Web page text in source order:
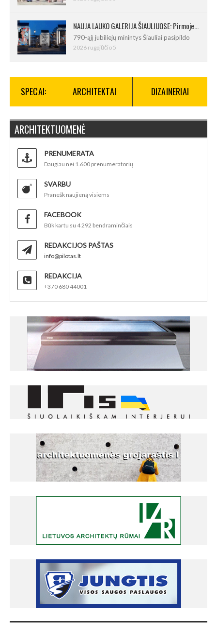
NAUJA LAUKO GALERIJA ŠIAULIUOSE: Pirmoje ekspozicijoje – Eduardo Juchnevičiaus kūryba
790-ąjį jubiliejų minintys Šiauliai pasipildo
2026 rugpjūčio 5
SPECAI: ARCHITEKTAI DIZAINERIAI
ARCHITEKTUOMENĖ
PRENUMERATA
Daugiau nei 1.600 prenumeratorių
SVARBU
Pranešk naujieną visiems
FACEBOOK
Būk kartu su 4 292 bendraminčiais
REDAKCIJOS PAŠTAS
info@pilotas.lt
REDAKCIJA
+370 680 44001